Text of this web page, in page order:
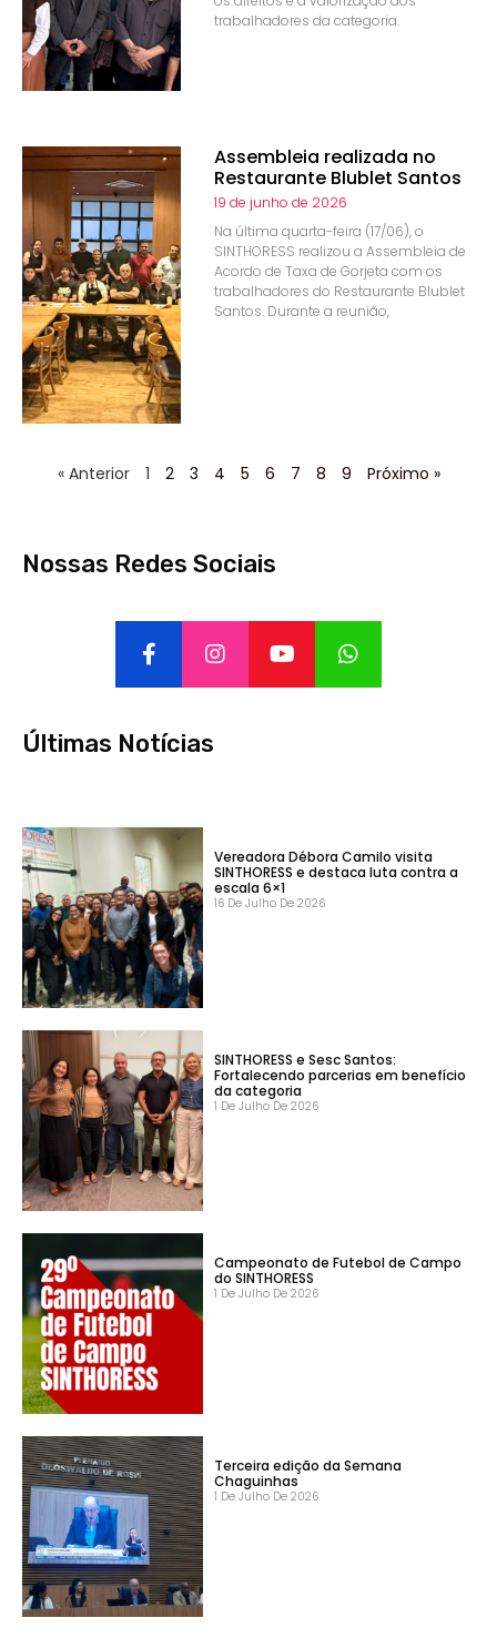
trabalhadores da categoria.
Assembleia realizada no
Restaurante Blublet Santos
19 de junho de 2026
Na última quarta-feira (17/06), o
SINTHORESS realizou a Assembleia de
Acordo de Taxa de Gorjeta com os
trabalhadores do Restaurante Blublet
Santos. Durante a reunião,
« Anterior 1 2 3 4 5 6 7 8 9 Próximo »
Nossas Redes Sociais
Últimas Notícias
Vereadora Débora Camilo visita
SINTHORESS e destaca luta contra a
escala 6×1
16 De Julho De 2026
SINTHORESS e Sesc Santos:
Fortalecendo parcerias em benefício
da categoria
1 De Julho De 2026
Campeonato de Futebol de Campo
do SINTHORESS
1 De Julho De 2026
Terceira edição da Semana
Chaguinhas
1 De Julho De 2026